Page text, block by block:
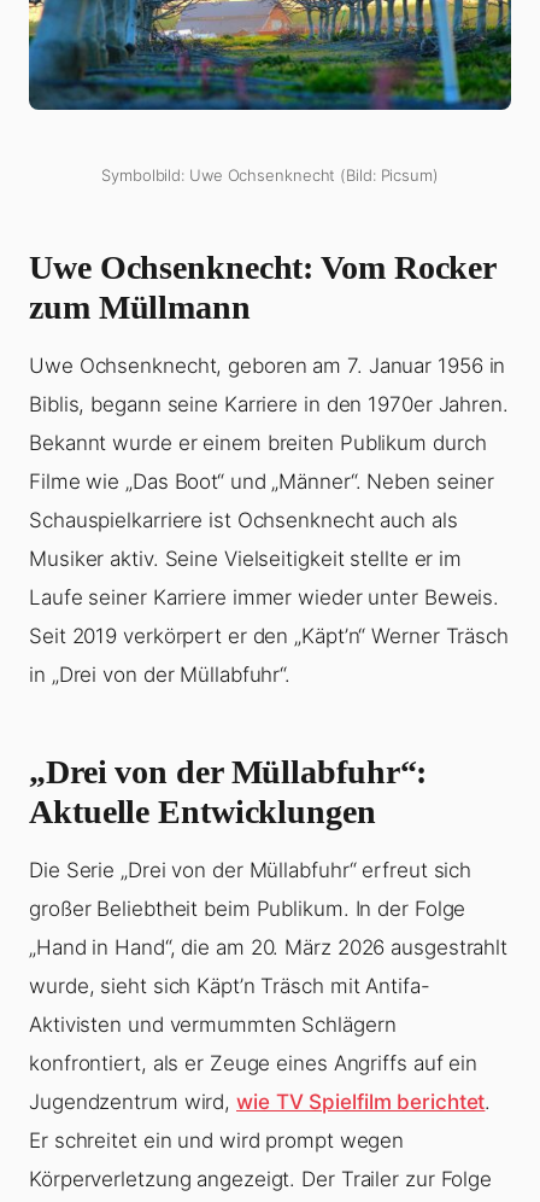
Symbolbild: Uwe Ochsenknecht (Bild: Picsum)
Uwe Ochsenknecht: Vom Rocker
zum Müllmann
Uwe Ochsenknecht, geboren am 7. Januar 1956 in
Biblis, begann seine Karriere in den 1970er Jahren.
Bekannt wurde er einem breiten Publikum durch
Filme wie „Das Boot“ und „Männer“. Neben seiner
Schauspielkarriere ist Ochsenknecht auch als
Musiker aktiv. Seine Vielseitigkeit stellte er im
Laufe seiner Karriere immer wieder unter Beweis.
Seit 2019 verkörpert er den „Käpt’n“ Werner Träsch
in „Drei von der Müllabfuhr“.
„Drei von der Müllabfuhr“:
Aktuelle Entwicklungen
Die Serie „Drei von der Müllabfuhr“ erfreut sich
großer Beliebtheit beim Publikum. In der Folge
„Hand in Hand“, die am 20. März 2026 ausgestrahlt
wurde, sieht sich Käpt’n Träsch mit Antifa-
Aktivisten und vermummten Schlägern
konfrontiert, als er Zeuge eines Angriffs auf ein
Jugendzentrum wird, wie TV Spielfilm berichtet.
Er schreitet ein und wird prompt wegen
Körperverletzung angezeigt. Der Trailer zur Folge